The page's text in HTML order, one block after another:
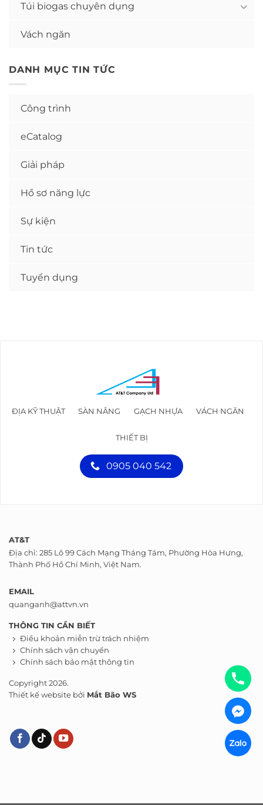
Túi biogas chuyên dụng
Vách ngăn
DANH MỤC TIN TỨC
Công trình
eCatalog
Giải pháp
Hồ sơ năng lực
Sự kiện
Tin tức
Tuyển dụng
ĐỊA KỸ THUẬT SÀN NÂNG GẠCH NHỰA VÁCH NGĂN
THIẾT BỊ
0905 040 542
AT&T
Địa chỉ: 285 Lô 99 Cách Mạng Tháng Tám, Phường Hòa Hưng,
Thành Phố Hồ Chí Minh, Việt Nam.
EMAIL
quanganh@attvn.vn
THÔNG TIN CẦN BIẾT
Điều khoản miễn trừ trách nhiệm
Chính sách vận chuyển
Chính sách bảo mật thông tin
Copyright 2026.
Thiết kế website bởi Mắt Bão WS